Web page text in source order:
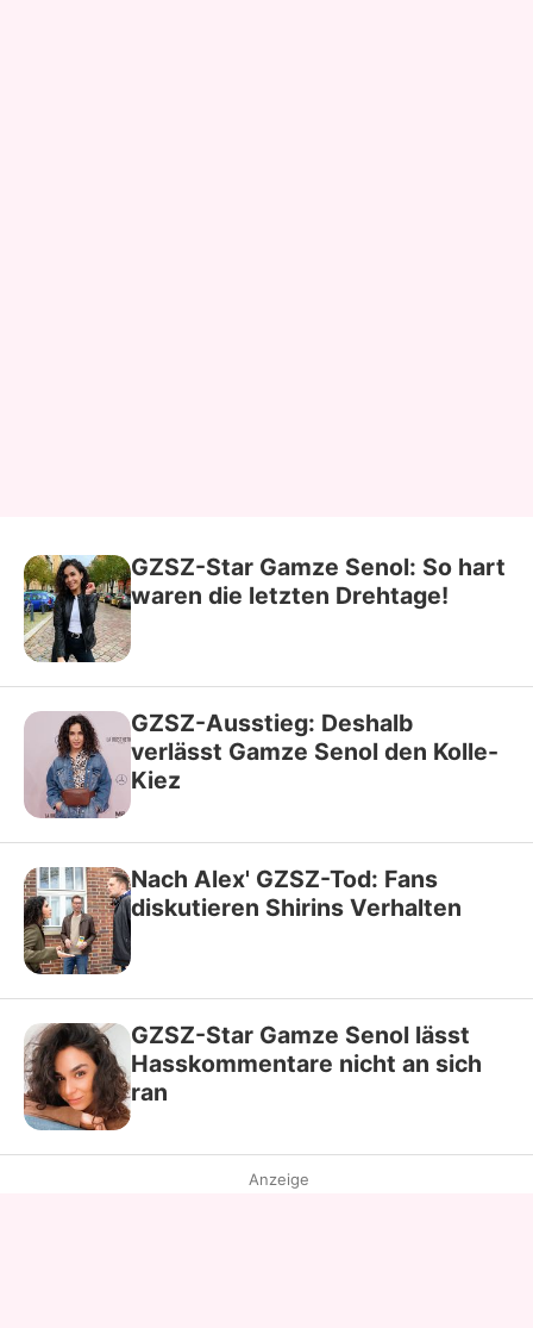
GZSZ-Star Gamze Senol: So hart
waren die letzten Drehtage!
GZSZ-Ausstieg: Deshalb
verlässt Gamze Senol den Kolle-
Kiez
Nach Alex' GZSZ-Tod: Fans
diskutieren Shirins Verhalten
GZSZ-Star Gamze Senol lässt
Hasskommentare nicht an sich
ran
Anzeige